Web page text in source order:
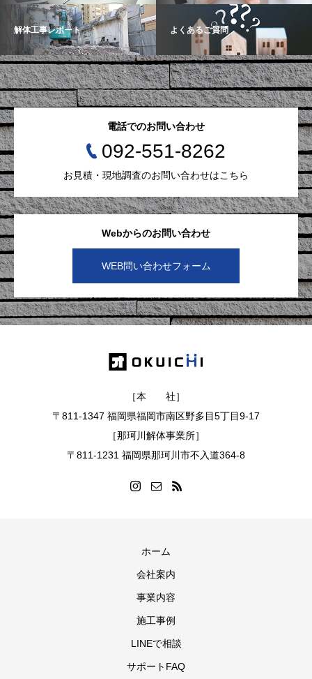
解体工事レポート よくあるご質問
Webからのお問い合わせ
WEB問い合わせフォーム
電話でのお問い合わせ
092-551-8262
お見積・現地調査のお問い合わせはこちら
［本 社］
〒811-1347 福岡県福岡市南区野多目5丁目9-17
［那珂川解体事業所］
〒811-1231 福岡県那珂川市不入道364-8
ホーム
会社案内
事業内容
施工事例
LINEで相談
サポートFAQ